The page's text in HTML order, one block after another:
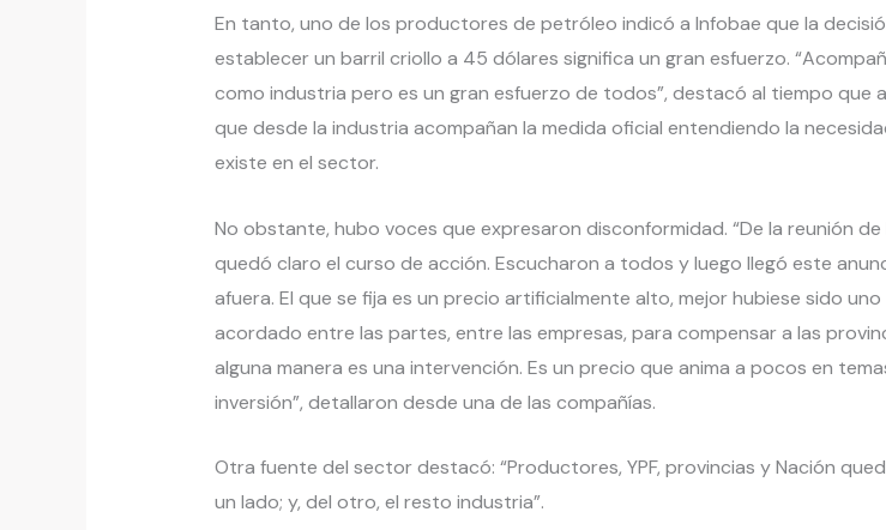
En tanto, uno de los productores de petróleo indicó a Infobae que la
establecer un barril criollo a 45 dólares significa un gran esfuerzo.
como industria pero es un gran esfuerzo de todos”, destacó al tiempo que
que desde la industria acompañan la medida oficial entendiendo la
existe en el sector.
No obstante, hubo voces que expresaron disconformidad. “De la reunión de
quedó claro el curso de acción. Escucharon a todos y luego llegó este
afuera. El que se fija es un precio artificialmente alto, mejor hubiese sido uno
acordado entre las partes, entre las empresas, para compensar a las
alguna manera es una intervención. Es un precio que anima a pocos en
inversión”, detallaron desde una de las compañías.
Otra fuente del sector destacó: “Productores, YPF, provincias y Nación
un lado; y, del otro, el resto industria”.